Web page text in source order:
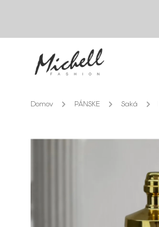
Domov / PÁNSKE / Saká /